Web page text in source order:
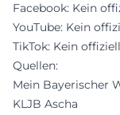
Facebook: Kein
YouTube: Kein
TikTok: Kein
Quellen:
Mein Bayerischer
KLJB Ascha